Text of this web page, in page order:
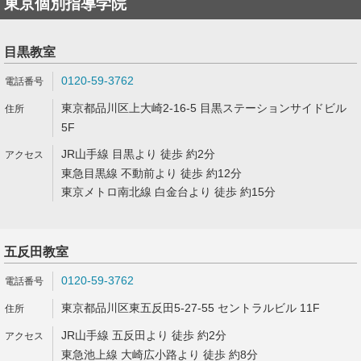
東京個別指導学院
目黒教室
0120-59-3762
東京都品川区上大崎2-16-5 目黒ステーションサイドビル
5F
JR山手線 目黒より 徒歩 約2分
東急目黒線 不動前より 徒歩 約12分
東京メトロ南北線 白金台より 徒歩 約15分
五反田教室
0120-59-3762
東京都品川区東五反田5-27-55 セントラルビル 11F
JR山手線 五反田より 徒歩 約2分
東急池上線 大崎広小路より 徒歩 約8分